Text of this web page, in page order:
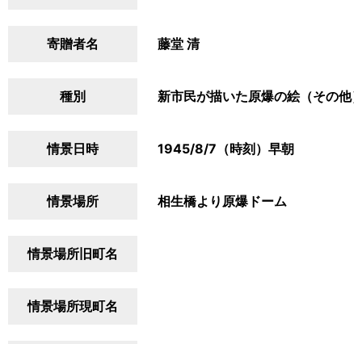
寄贈者名 藤堂 清
種別 新市民が描いた原爆の絵（その他
情景日時 1945/8/7（時刻）早朝
情景場所 相生橋より原爆ドーム
情景場所旧町名
情景場所現町名